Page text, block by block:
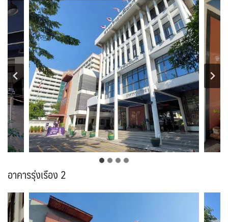
อาคารรุ่งเรือง 2